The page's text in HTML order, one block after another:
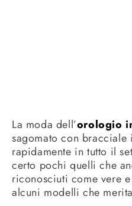
La moda dell’orologio
sagomato con bracciale
rapidamente in tutto il
certo pochi quelli che
riconosciuti come vere
alcuni modelli che